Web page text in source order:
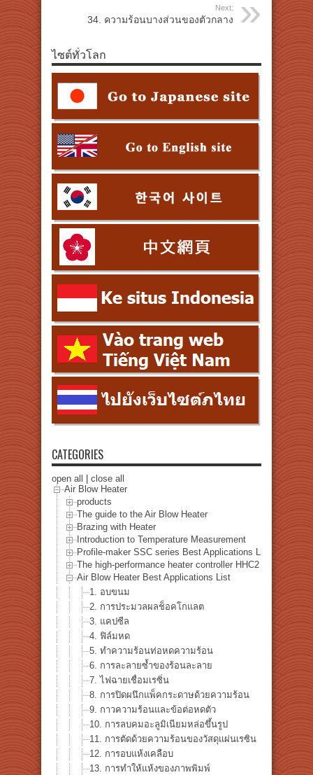
Next:
34. ความร้อนบางส่วนของตัวกลาง
ไซต์ทั่วโลก
CATEGORIES
open all
close all
Air Blow Heater
products
The guide to the Air Blow Heater
Brazing with Heater
Introduction to Temperature Measurement
Profile-maker SSC series Best Applications List
The high-performance heater controller HHC2 series
Air Blow Heater Best Applications List
1. อบขนม
2. การประมวลผลช็อคโกแลต
3. แคปซีล
4. ฟิล์มหด
5. ทำความร้อนท่อหดความร้อน
6. การละลายซ้ำของร้อนละลาย
7. ไฟฉายเชื่อมเรซิ่น
8. การปิดผนึกแพ็คกระดาษด้วยความร้อน
9. กาวความร้อนและข้อต่อหดตัว
10. การลบคมอะลูมิเนียมหล่อขึ้นรูป
11. การตัดด้วยความร้อนของวัสดุแผ่นเรซิน
12. การอบแห้งเคลือบ
13. การทำให้แห้งของภาพพิมพ์